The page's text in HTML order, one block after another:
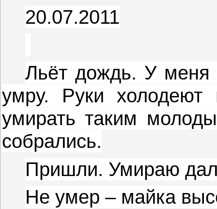
20.07.2011
Льёт дождь. У меня
умру. Руки
умирать таким
собрались.
Пришли. Умираю
Не умер – майка